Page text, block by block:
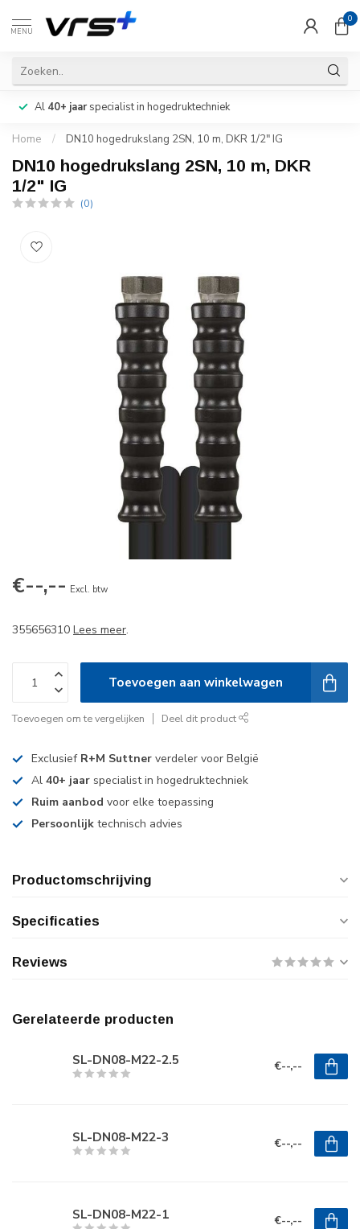
MENU
0
Al 40+ jaarspecialist in hogedruktechniek
Home / DN10 hogedrukslang 2SN, 10 m, DKR 1/2" IG
DN10 hogedrukslang 2SN, 10 m, DKR
1/2" IG
(0)
€--,-- Excl. btw
355656310 Lees meer.
Toevoegen aan winkelwagen
Toevoegen om te vergelijken Deel dit product
Exclusief R+M Suttner verdeler voor België
Al 40+ jaar specialist in hogedruktechniek
Ruim aanbod voor elke toepassing
Persoonlijk technisch advies
Productomschrijving
Specificaties
Reviews
Gerelateerde producten
SL-DN08-M22-2.5 €--,--
SL-DN08-M22-3 €--,--
SL-DN08-M22-1 €--,--